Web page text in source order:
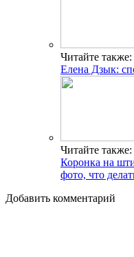
Читайте также:
Елена Дзык:
Читайте также:
Коронка на
фото, что
Добавить комментарий